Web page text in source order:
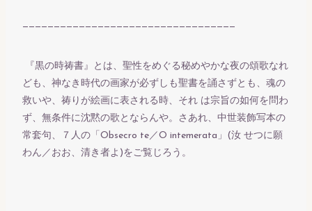
——————————————————————————————————
『黒の時祷書』とは、聖性をめぐる秘めやかな夜の頌歌なれ
ども、神なき時代の画家が必ずしも聖書を誦さずとも、魂の
救いや、祷りが絵画に表される時、それ は宗旨の如何を問わ
ず、無条件に沈黙の歌とならんや。さあれ、中世装飾写本の
常套句、７人の「Obsecro te／O intemerata」(汝 せつに願
わん／おお、清き者よ)をご覧じろう。